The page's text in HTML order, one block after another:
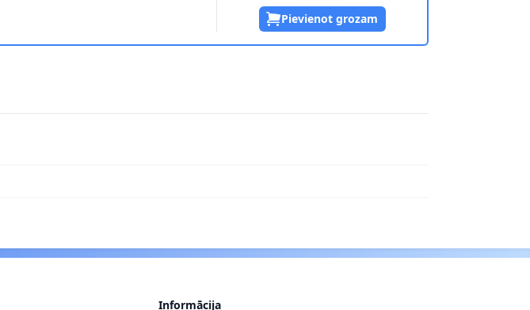
Pievienot grozam
Informācija